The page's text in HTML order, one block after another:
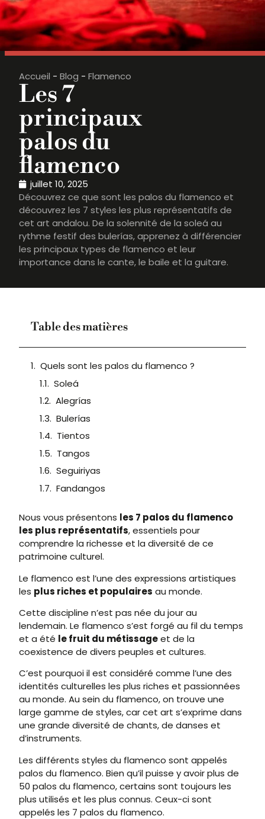
Accueil - Blog - Flamenco
Les 7
principaux
palos du
flamenco
juillet 10, 2025
Découvrez ce que sont les palos du flamenco et
découvrez les 7 styles les plus représentatifs de
cet art andalou. De la solennité de la soleá au
rythme festif des bulerías, apprenez à différencier
les principaux types de flamenco et leur
importance dans le cante, le baile et la guitare.
Table des matières
Quels sont les palos du flamenco ?
Soleá
Alegrías
Bulerías
Tientos
Tangos
Seguiriyas
Fandangos
Nous vous présentons les 7 palos du flamenco
les plus représentatifs, essentiels pour
comprendre la richesse et la diversité de ce
patrimoine culturel.
Le flamenco est l’une des expressions artistiques
les plus riches et populaires au monde.
Cette discipline n’est pas née du jour au
lendemain. Le flamenco s’est forgé au fil du temps
et a été le fruit du métissageet de la
coexistence de divers peuples et cultures.
C’est pourquoi il est considéré comme l’une des
identités culturelles les plus riches et passionnées
au monde. Au sein du flamenco, on trouve une
large gamme de styles, car cet art s’exprime dans
une grande diversité de chants, de danses et
d’instruments.
Les différents styles du flamenco sont appelés
palos du flamenco. Bien qu’il puisse y avoir plus de
50 palos du flamenco, certains sont toujours les
plus utilisés et les plus connus. Ceux-ci sont
appelés les 7 palos du flamenco.